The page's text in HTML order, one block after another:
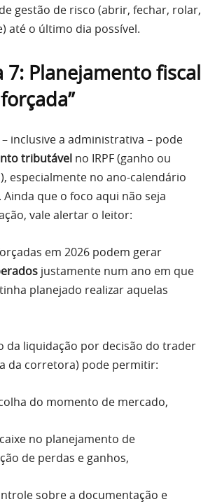
gestão de risco (abrir, fechar, rolar,
até o último dia possível.
7: Planejamento fiscal
inclusive a administrativa – pode
tributável no IRPF (ganho ou
especialmente no ano-calendário
que o foco aqui não seja
vale alertar o leitor:
em 2026 podem gerar
justamente num ano em que
planejado realizar aquelas
da liquidação por decisão do trader
da corretora) pode permitir:
do momento de mercado,
no planejamento de
de perdas e ganhos,
sobre a documentação e